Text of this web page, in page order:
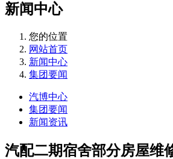
新闻中心
您的位置
网站首页
新闻中心
集团要闻
汽博中心
集团要闻
新闻资讯
汽配二期宿舍部分房屋维